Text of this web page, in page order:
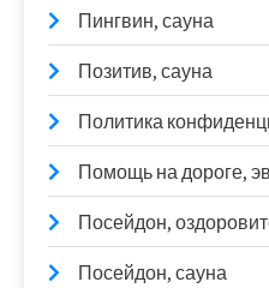
Пингвин, сауна
Позитив, сауна
Политика
Помощь на дороге,
Посейдон,
Посейдон, сауна